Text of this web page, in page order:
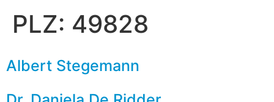
PLZ: 49828
Albert Stegemann